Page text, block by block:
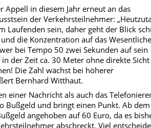
Appell in diesem Jahr erneut an das
der Verkehrsteilnehmer:
Laufenden sein, daher geht der Blick
die Konzentration auf das
bei Tempo 50 zwei Sekunden auf sein
der Zeit ca. 30 Meter ohne direkte
Die Zahl wächst bei höherer
Bernhard Witthaut.
einer Nachricht als auch das
Bußgeld und bringt einen Punkt. Ab
angehoben auf 60 Euro, da es
abschreckt. Viel